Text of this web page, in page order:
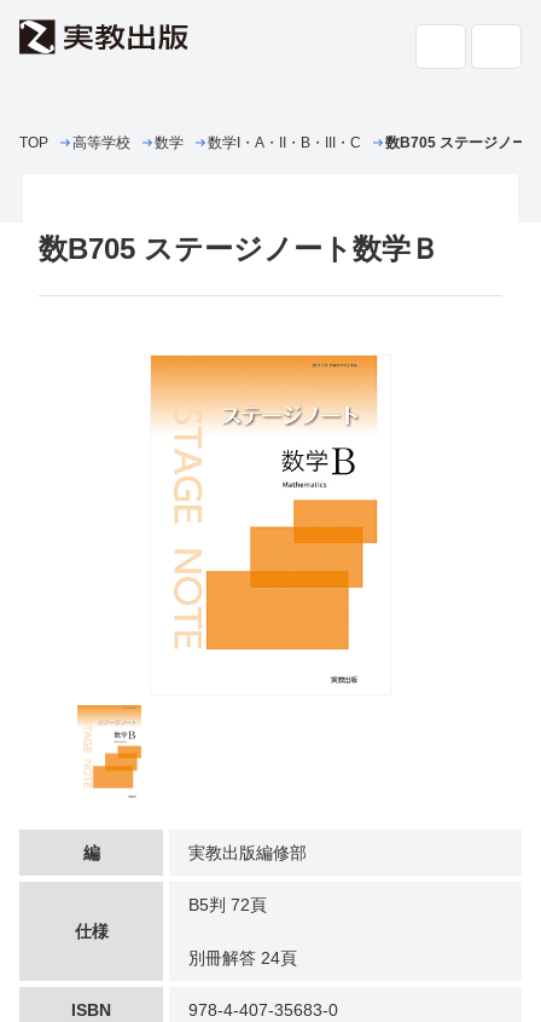
検索
高校教科書・ 副教材
よくあるご質問・お問い合わせ
サイトポリシー
個人情報・特定個人情報の取り扱い
教科書採択の公正確保に関する基本方針
TOP 高等学校 数学 数学I・A・II・B・III・C 数B705 ステージノー
数B705 ステージノート数学Ｂ
編 実教出版編修部
仕様
B5判 72頁
別冊解答 24頁
ISBN 978-4-407-35683-0